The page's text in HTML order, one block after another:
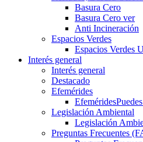
Basura Cero
Basura Cero ver
Anti Incineración
Espacios Verdes
Espacios Verdes
Interés general
Interés general
Destacado
Efemérides
Efemérides
Legislación Ambiental
Legislación
Preguntas Frecuentes